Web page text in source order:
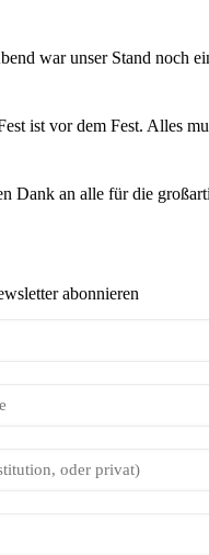
war unser Stand noch
ist vor dem Fest. Alles
Dank an alle für die
abonnieren